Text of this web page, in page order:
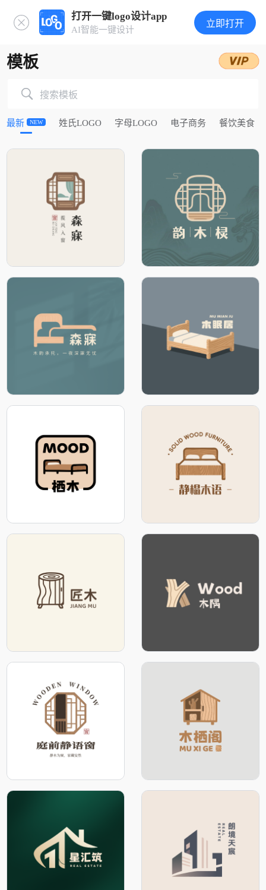
打开一键logo设计app
AI智能一键设计
立即打开
模板
搜索模板
最新 NEW 姓氏LOGO 字母LOGO 电子商务 餐饮美食